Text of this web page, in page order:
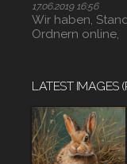
17.06.2019 16:56
Wir haben,
Ordnern online,
LATEST IMAGES